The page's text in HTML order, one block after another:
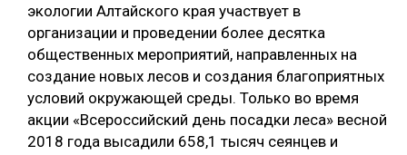
экологии Алтайского края участвует в
организации и проведении более десятка
общественных мероприятий, направленных на
создание новых лесов и создания благоприятных
условий окружающей среды. Только во время
акции «Всероссийский день посадки леса» весной
2018 года высадили 658,1 тысяч сеянцев и